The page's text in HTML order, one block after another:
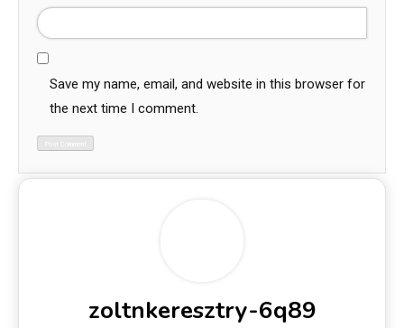
Save my name, email, and website in this browser for
the next time I comment.
zoltnkeresztry-6q89